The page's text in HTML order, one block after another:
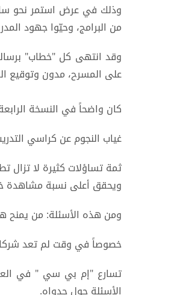
وذلك في عرض استمر نحو
من البرامج، وحيّوا جهود
وقد انتهى كل "خطاب"
على المسرح، مدون وتوقيع
كان واضحاً في النسخة
غياب النجوم عن كراسي
ثمة تساؤلات كثيرة لا تزال
ويحقق أعلى نسبة مشاهدة
ومن هذه الأسئلة: من يمنح
خصوصاً في وقت لم تعد
تسارع "إم بي سي " في
الأسئلة حول جدواه.